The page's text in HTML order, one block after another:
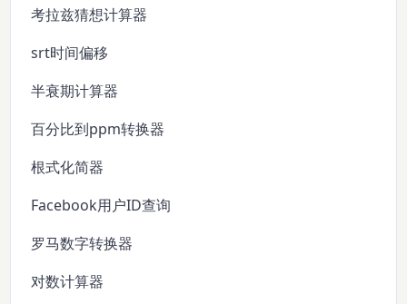
考拉兹猜想计算器
srt时间偏移
半衰期计算器
百分比到ppm转换器
根式化简器
Facebook用户ID查询
罗马数字转换器
对数计算器